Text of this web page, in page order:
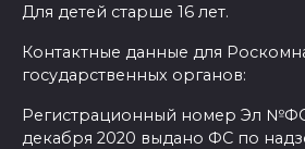
Для детей старше 16 лет.
Контактные данные для
государственных органов:
Регистрационный номер Эл
декабря 2020 выдано ФС по